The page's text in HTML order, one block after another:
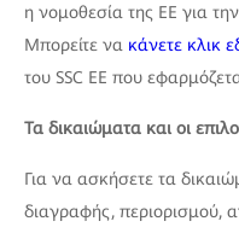
η νομοθεσία της ΕΕ για
Μπορείτε να κάνετε κλικ
του SSC ΕΕ που
Τα δικαιώματα και οι
Για να ασκήσετε τα
διαγραφής, περιορισμού,